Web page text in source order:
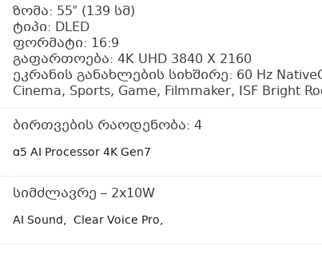
ზომა: 55″ (139 სმ)
ტიპი: DLED
ფორმატი: 16:9
გაფართოება: 4K UHD 3840 X 2160
ეკრანის განახლების სიხშირე: 60 Hz
Cinema, Sports, Game, Filmmaker, ISF Bright
ბირთვების რაოდენობა: 4
α5 AI Processor 4K Gen7
სიმძლავრე – 2x10W
AI Sound, Clear Voice Pro,